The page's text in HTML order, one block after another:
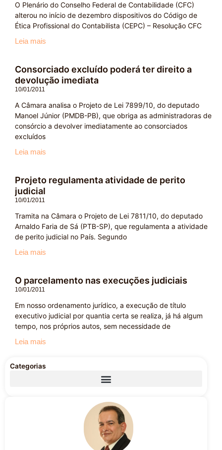
O Plenário do Conselho Federal de Contabilidade (CFC)
alterou no início de dezembro dispositivos do Código de
Ética Profissional do Contabilista (CEPC) – Resolução CFC
Leia mais
Consorciado excluído poderá ter direito a
devolução imediata
10/01/2011
A Câmara analisa o Projeto de Lei 7899/10, do deputado
Manoel Júnior (PMDB-PB), que obriga as administradoras de
consórcio a devolver imediatamente ao consorciados
excluídos
Leia mais
Projeto regulamenta atividade de perito
judicial
10/01/2011
Tramita na Câmara o Projeto de Lei 7811/10, do deputado
Arnaldo Faria de Sá (PTB-SP), que regulamenta a atividade
de perito judicial no País. Segundo
Leia mais
O parcelamento nas execuções judiciais
10/01/2011
Em nosso ordenamento jurídico, a execução de título
executivo judicial por quantia certa se realiza, já há algum
tempo, nos próprios autos, sem necessidade de
Leia mais
Categorias